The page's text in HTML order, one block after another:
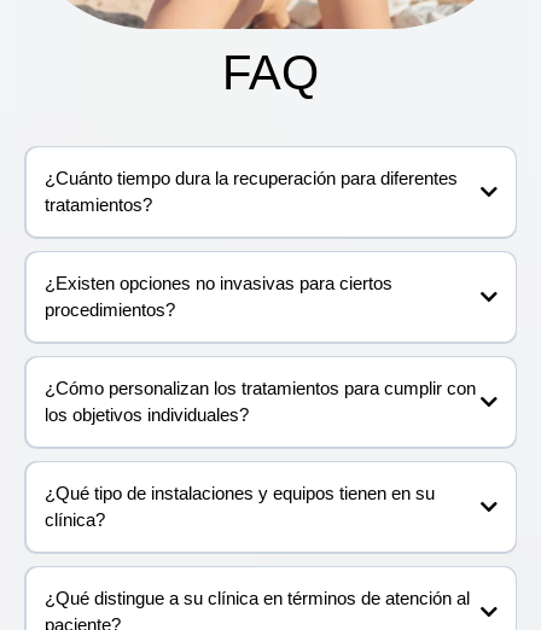
FAQ
¿Cuánto tiempo dura la recuperación para diferentes
tratamientos?
¿Existen opciones no invasivas para ciertos
procedimientos?
¿Cómo personalizan los tratamientos para cumplir con
los objetivos individuales?
¿Qué tipo de instalaciones y equipos tienen en su
clínica?
¿Qué distingue a su clínica en términos de atención al
paciente?